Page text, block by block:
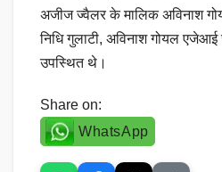
अजीज ज्वैलर के मालिक अविनाश
निधि गुलाटी, अविनाश गोयल
उपस्थित थे।
Share on:
WhatsApp